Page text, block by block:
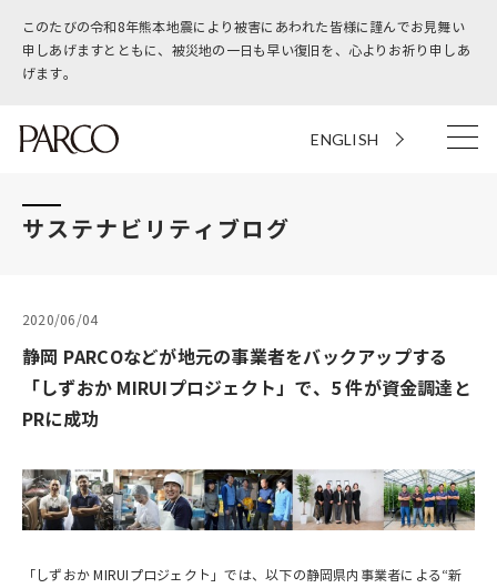
このたびの令和8年熊本地震により被害にあわれた皆様に謹んでお見舞い
申しあげますとともに、被災地の一日も早い復旧を、心よりお祈り申しあ
げます。
ENGLISH
サステナビリティブログ
2020/06/04
静岡 PARCOなどが地元の事業者をバックアップする
「しずおか MIRUIプロジェクト」で、5 件が資金調達と
PRに成功
「しずおか MIRUIプロジェクト」では、以下の静岡県内事業者による“新